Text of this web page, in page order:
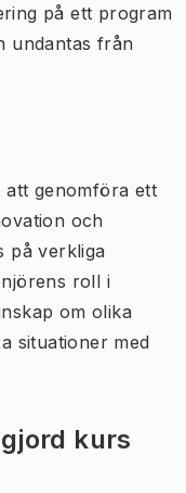
på ett program
undantas från
att genomföra ett
och
på verkliga
roll i
om olika
situationer med
kurs